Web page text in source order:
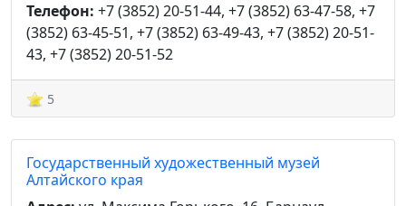
Телефон: +7 (3852) 20-51-44, +7 (3852) 63-47-58, +7
(3852) 63-45-51, +7 (3852) 63-49-43, +7 (3852) 20-51-
43, +7 (3852) 20-51-52
5
Государственный художественный музей
Алтайского края